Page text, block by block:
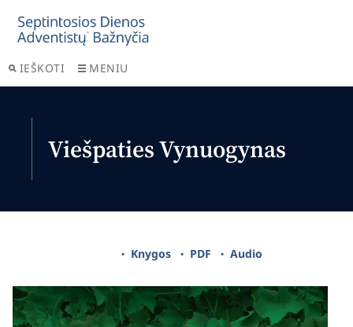
IEŠKOTI MENIU
Viešpaties Vynuogynas
Knygos PDF Audio